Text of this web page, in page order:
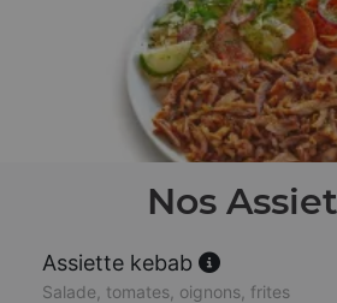
Nos
Assiette kebab
Salade, tomates, oignons, frites